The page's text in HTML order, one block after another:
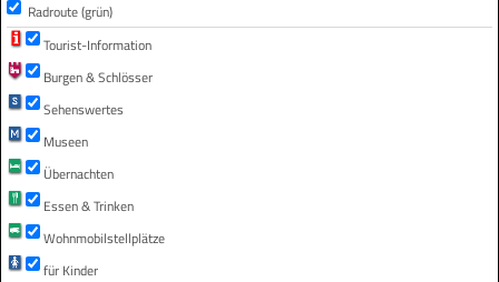
Radroute (grün)
Tourist-Information
Burgen & Schlösser
Sehenswertes
Museen
Übernachten
Essen & Trinken
Wohnmobilstellplätze
für Kinder